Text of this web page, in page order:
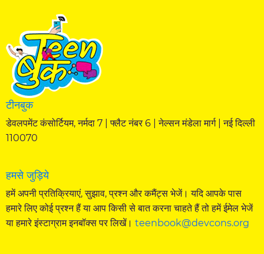
टीनबुक
डेवलपमेंट कंसोर्टियम, नर्मदा 7 | फ्लैट नंबर 6 | नेल्सन मंडेला मार्ग | नई दिल्ली
110070
हमसे जुड़िये
हमें अपनी प्रतिक्रियाएं, सुझाव, प्रश्न और कमैंट्स भेजें। यदि आपके पास
हमारे लिए कोई प्रश्न हैं या आप किसी से बात करना चाहते हैं तो हमें ईमेल भेजें
या हमारे इंस्टाग्राम इनबॉक्स पर लिखें।teenbook@devcons.org